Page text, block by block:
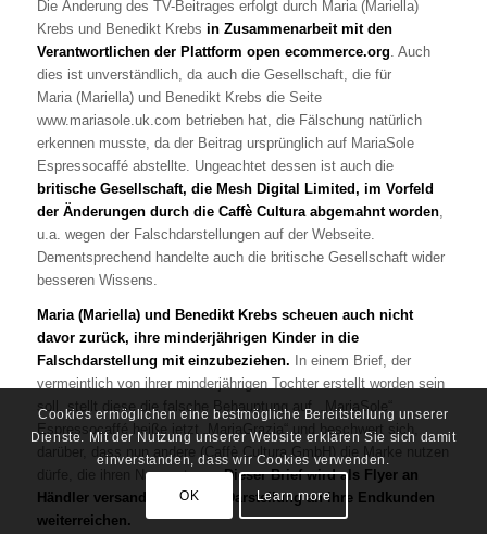
Die Änderung des TV-Beitrages erfolgt durch Maria (Mariella)
Krebs und Benedikt Krebs in Zusammenarbeit mit den
Verantwortlichen der Plattform open ecommerce.org. Auch
dies ist unverständlich, da auch die Gesellschaft, die für
Maria (Mariella) und Benedikt Krebs die Seite
www.mariasole.uk.com betrieben hat, die Fälschung natürlich
erkennen musste, da der Beitrag ursprünglich auf MariaSole
Espressocaffé abstellte. Ungeachtet dessen ist auch die
britische Gesellschaft, die Mesh Digital Limited, im Vorfeld
der Änderungen durch die Caffè Cultura abgemahnt worden,
u.a. wegen der Falschdarstellungen auf der Webseite.
Dementsprechend handelte auch die britische Gesellschaft wider
besseren Wissens.
Maria (Mariella) und Benedikt Krebs scheuen auch nicht
davor zurück, ihre minderjährigen Kinder in die
Falschdarstellung mit einzubeziehen. In einem Brief, der
vermeintlich von ihrer minderjährigen Tochter erstellt worden sein
soll, stellt diese die falsche Behauptung auf, „MariaSole“
Espressocaffé heiße jetzt „MariaGrazia“ und beschwert sich,
darüber, dass nun andere (Caffè Cultura GmbH) die Marke nutzen
dürfe, die ihren Namen trage.Dieser Brief wird als Flyer an
Händler versandt, die diese Darstellung an ihre Endkunden
weiterreichen.
Cookies ermöglichen eine bestmögliche Bereitstellung unserer
Dienste. Mit der Nutzung unserer Website erklären Sie sich damit
einverstanden, dass wir Cookies verwenden.
OK Learn more